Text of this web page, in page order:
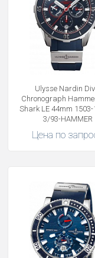
Ulysse Nardin
Chronograph
Shark LE 44mm 1503-
3/93-HAMMER
Цена по